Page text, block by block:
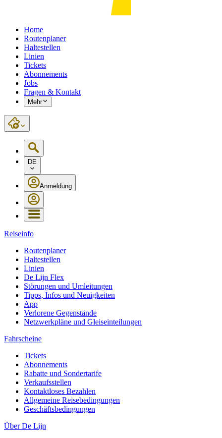
Home
Routenplaner
Haltestellen
Linien
Tickets
Abonnements
Jobs
Fragen & Kontakt
Mehr
DE
Anmeldung
Reiseinfo
Routenplaner
Haltestellen
Linien
De Lijn Flex
Störungen und Umleitungen
Tipps, Infos und Neuigkeiten
App
Verlorene Gegenstände
Netzwerkpläne und Gleiseinteilungen
Fahrscheine
Tickets
Abonnements
Rabatte und Sondertarife
Verkaufsstellen
Kontaktloses Bezahlen
Allgemeine Reisebedingungen
Geschäftsbedingungen
Über De Lijn